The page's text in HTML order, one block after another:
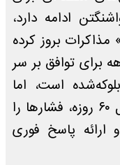
ادامه دارد،
بروز کرده
به دنبال فرصت ۳ ماهه برای توافق بر سر
است، اما
دونالد ترامپ با تعیین ضرب‌الاجل ۶۰ روزه، فشار‌ها را
ارائه پاسخ فوری